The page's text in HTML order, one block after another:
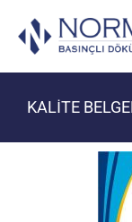
KALİTE